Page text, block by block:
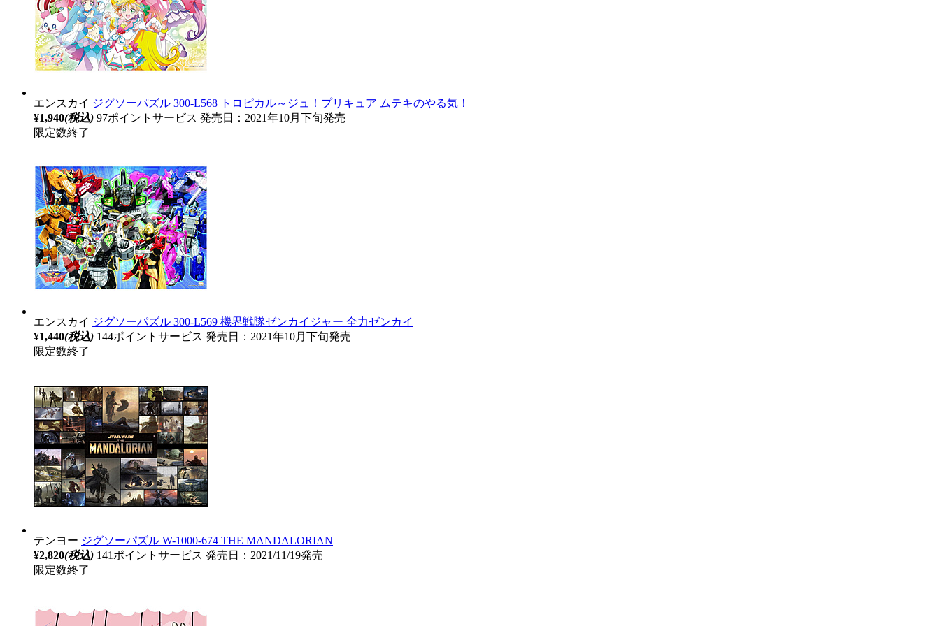
エンスカイ ジグソーパズル 300-L568 トロピカル～ジュ！プリキュア ムテキのやる気！
¥1,940(税込) 97ポイントサービス 発売日：2021年10月下旬発売
限定数終了
エンスカイ ジグソーパズル 300-L569 機界戦隊ゼンカイジャー 全力ゼンカイ
¥1,440(税込) 144ポイントサービス 発売日：2021年10月下旬発売
限定数終了
テンヨー ジグソーパズル W-1000-674 THE MANDALORIAN
¥2,820(税込) 141ポイントサービス 発売日：2021/11/19発売
限定数終了